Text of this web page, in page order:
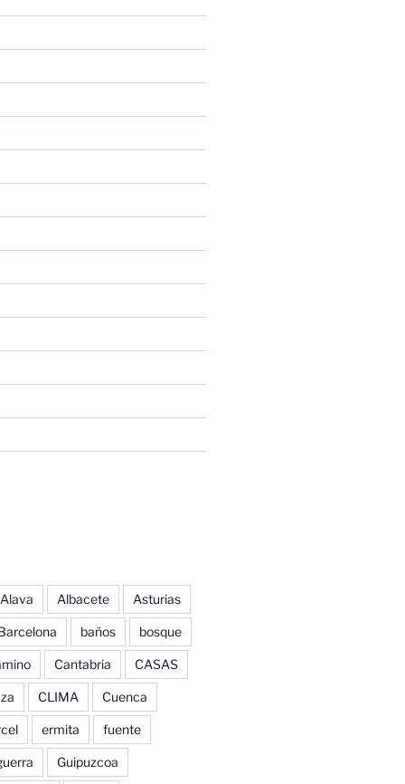
Alava Albacete Asturias
baños bosque
Cantabria CASAS
CLIMA Cuenca
ermita fuente
Guipuzcoa